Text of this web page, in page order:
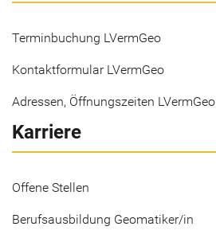
Terminbuchung LVermGeo
Kontaktformular LVermGeo
Adressen, Öffnungszeiten LVermGeo
Karriere
Offene Stellen
Berufsausbildung Geomatiker/in